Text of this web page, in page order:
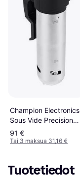
Champion Electronics
Sous Vide Precision
CHSV310
91 €
Tai 3 maksua 31,16 €
Tuotetiedot